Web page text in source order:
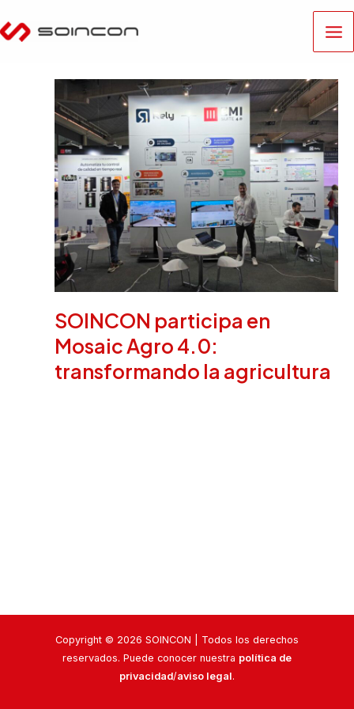
al
SOINCON participa en
Mosaic Agro 4.0:
transformando la agricultura
Copyright © 2026 SOINCON | Todos los derechos
reservados. Puede conocer nuestra política de
privacidad/aviso legal.